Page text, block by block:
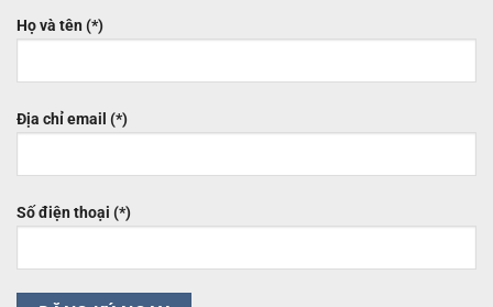
Họ và tên (*)
Địa chỉ email (*)
Số điện thoại (*)